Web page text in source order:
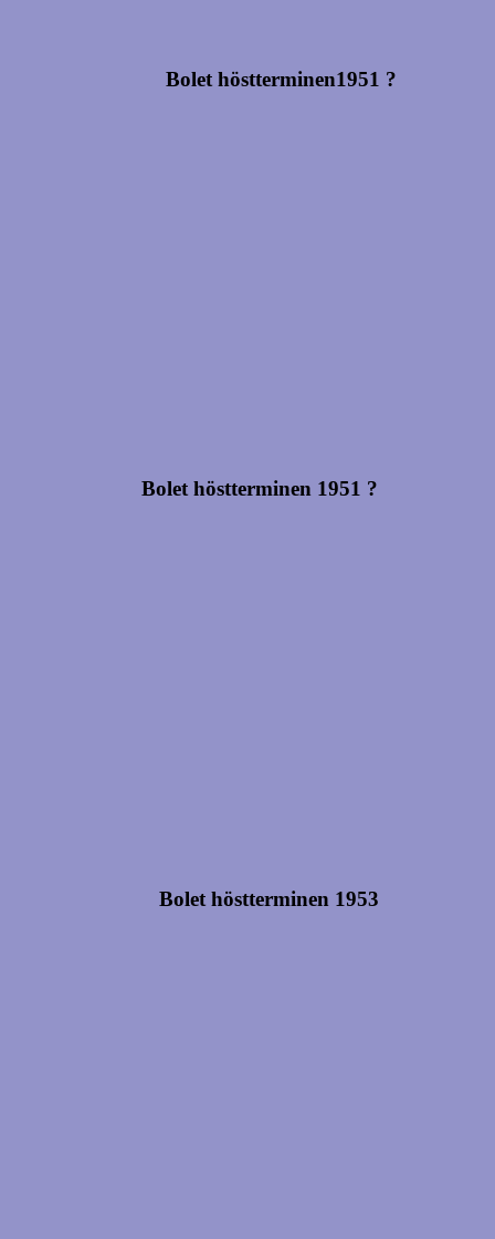
Bolet höstterminen1951 ?
Bolet höstterminen 1951 ?
Bolet höstterminen 1953